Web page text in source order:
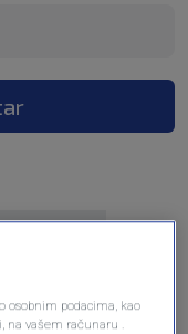
osobnim podacima, kao
na vašem računaru .